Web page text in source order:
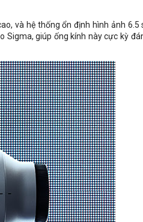
và hệ thống ổn định hình ảnh 6.5
Sigma, giúp ống kính này cực kỳ